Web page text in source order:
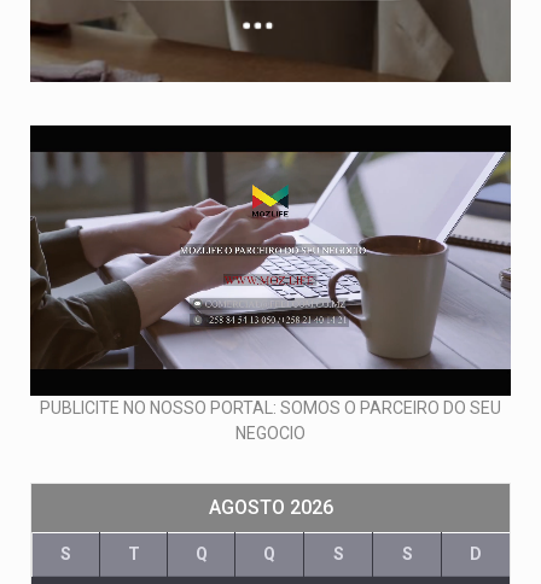
PUBLICITE NO NOSSO PORTAL: SOMOS O PARCEIRO DO SEU
NEGOCIO
AGOSTO 2026
S T Q Q S S D